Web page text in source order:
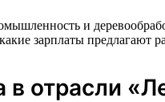
и
зарплаты
отрасли